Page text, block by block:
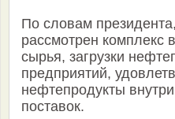
По словам
рассмотрен комплекс
сырья, загрузки
предприятий,
нефтепродукты
поставок.